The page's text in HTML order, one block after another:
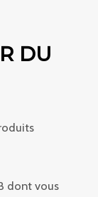
DU
dont vous